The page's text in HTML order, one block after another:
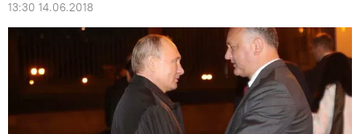
13:30 14.06.2018